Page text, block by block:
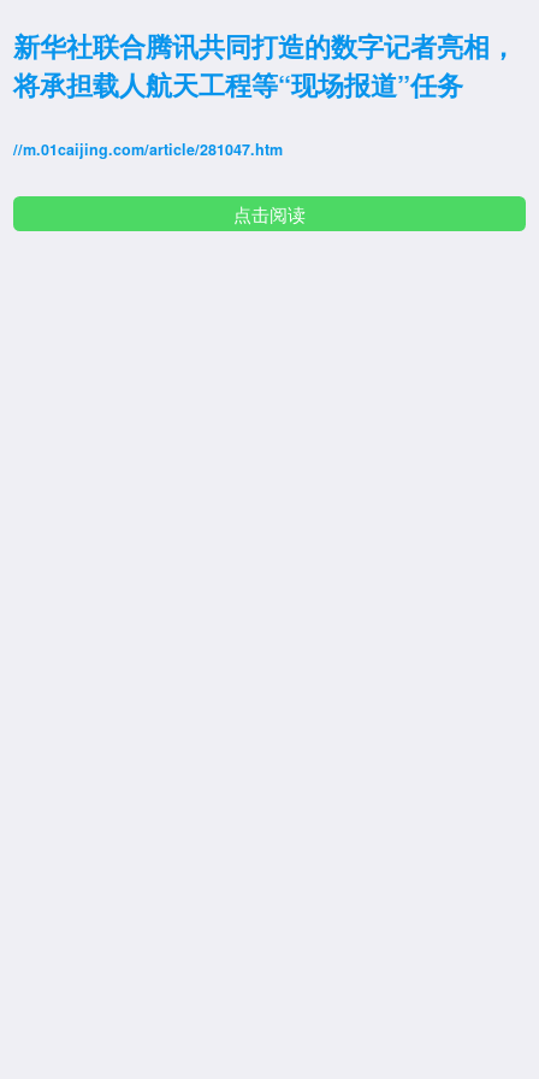
新华社联合腾讯共同打造的数字记者亮相，
将承担载人航天工程等“现场报道”任务
//m.01caijing.com/article/281047.htm
点击阅读